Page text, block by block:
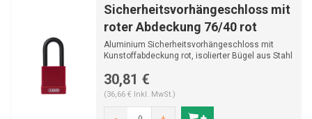
Sicherheitsvorhängeschloss mit
roter Abdeckung 76/40 rot
Aluminium Sicherheitsvorhängeschloss mit
Kunstoffabdeckung rot, isolierter Bügel aus Stahl
30,81 €
(36,66 € Inkl. MwSt.)